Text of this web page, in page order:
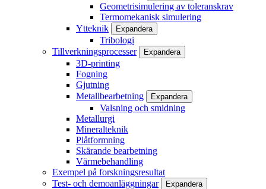
Geometrisimulering av toleranskrav
Termomekanisk simulering
Ytteknik
Expandera
Tribologi
Tillverkningsprocesser
Expandera
3D-printing
Fogning
Gjutning
Metallbearbetning
Expandera
Valsning och smidning
Metallurgi
Mineralteknik
Plåtformning
Skärande bearbetning
Värmebehandling
Exempel på forskningsresultat
Test- och demoanläggningar
Expandera